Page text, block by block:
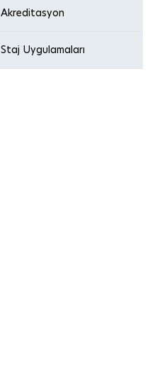
Akreditasyon
Staj Uygulamaları